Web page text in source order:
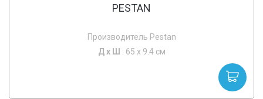
PESTAN
Производитель Pestan
Д х Ш : 65 x 9.4 см